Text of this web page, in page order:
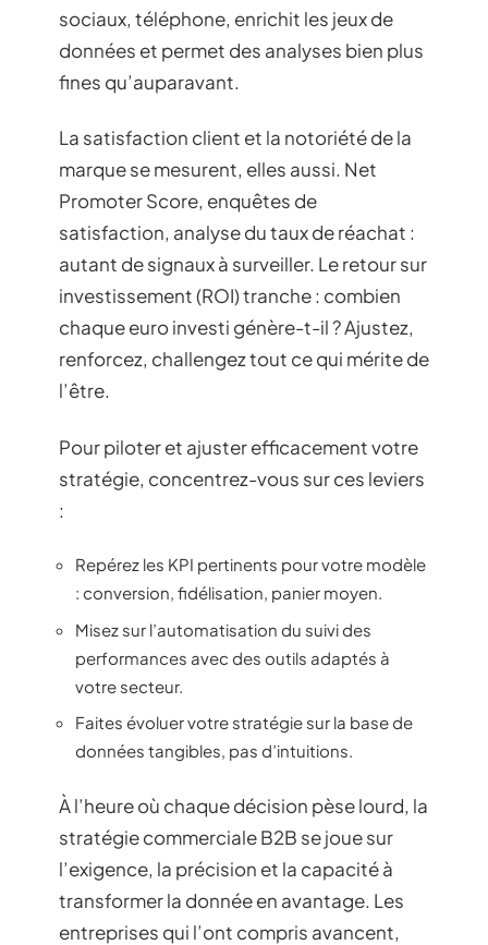
sociaux, téléphone, enrichit les jeux de
données et permet des analyses bien plus
fines qu’auparavant.
La satisfaction client et la notoriété de la
marque se mesurent, elles aussi. Net
Promoter Score, enquêtes de
satisfaction, analyse du taux de réachat :
autant de signaux à surveiller. Le retour sur
investissement (ROI) tranche : combien
chaque euro investi génère-t-il ? Ajustez,
renforcez, challengez tout ce qui mérite de
l’être.
Pour piloter et ajuster efficacement votre
stratégie, concentrez-vous sur ces leviers
:
Repérez les KPI pertinents pour votre modèle
: conversion, fidélisation, panier moyen.
Misez sur l’automatisation du suivi des
performances avec des outils adaptés à
votre secteur.
Faites évoluer votre stratégie sur la base de
données tangibles, pas d’intuitions.
À l’heure où chaque décision pèse lourd, la
stratégie commerciale B2B se joue sur
l’exigence, la précision et la capacité à
transformer la donnée en avantage. Les
entreprises qui l’ont compris avancent,